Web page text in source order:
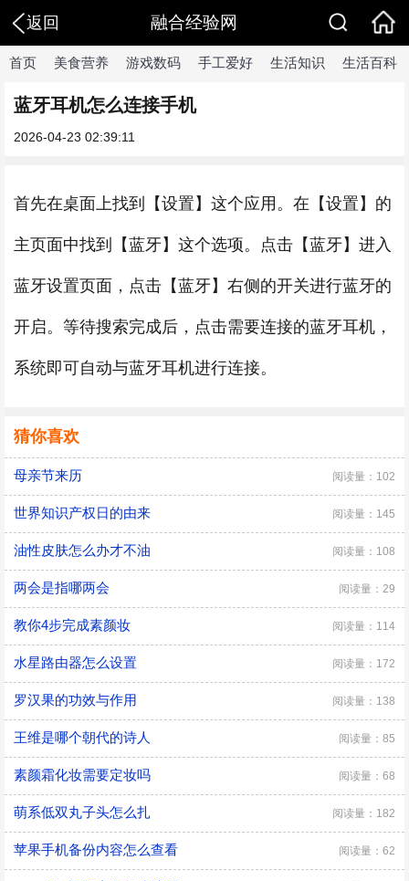
返回 融合经验网
首页 美食营养 游戏数码 手工爱好 生活知识 生活百科
蓝牙耳机怎么连接手机
2026-04-23 02:39:11
首先在桌面上找到【设置】这个应用。在【设置】的
主页面中找到【蓝牙】这个选项。点击【蓝牙】进入
蓝牙设置页面，点击【蓝牙】右侧的开关进行蓝牙的
开启。等待搜索完成后，点击需要连接的蓝牙耳机，
系统即可自动与蓝牙耳机进行连接。
猜你喜欢
母亲节来历 阅读量：102
世界知识产权日的由来 阅读量：145
油性皮肤怎么办才不油 阅读量：108
两会是指哪两会 阅读量：29
教你4步完成素颜妆 阅读量：114
水星路由器怎么设置 阅读量：172
罗汉果的功效与作用 阅读量：138
王维是哪个朝代的诗人 阅读量：85
素颜霜化妆需要定妆吗 阅读量：68
萌系低双丸子头怎么扎 阅读量：182
苹果手机备份内容怎么查看 阅读量：62